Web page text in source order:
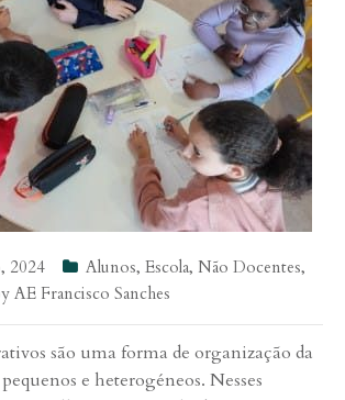
2024 Alunos, Escola, Não Docentes,
AE Francisco Sanches
são uma forma de organização da
e heterogéneos. Nesses